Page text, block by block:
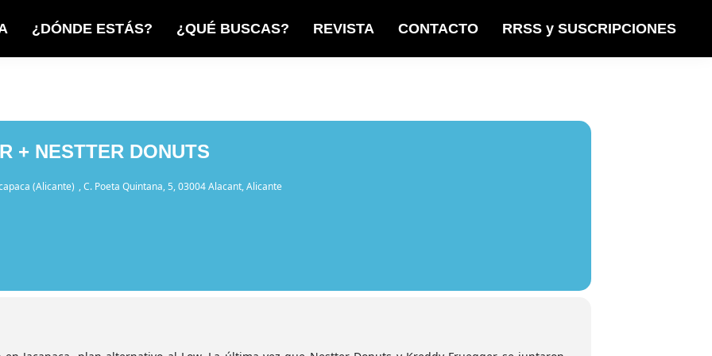
¿DÓNDE ESTÁS? ¿QUÉ BUSCAS? REVISTA CONTACTO RRSS y SUSCRIPCIONES
+ NESTTER DONUTS
(Alicante) , C. Poeta Quintana, 5, 03004 Alacant, Alicante